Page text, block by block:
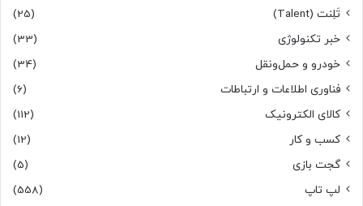
تَلِنت (Talent)
(25)
خبر تکنولوژی
(33)
خودرو و حمل‌و‌نقل
(34)
فناوری اطلاعات و ارتباطات
(6)
کالای الکترونیک
(112)
کسب و کار
(12)
گجت بازی
(5)
لپ تاپ
(558)